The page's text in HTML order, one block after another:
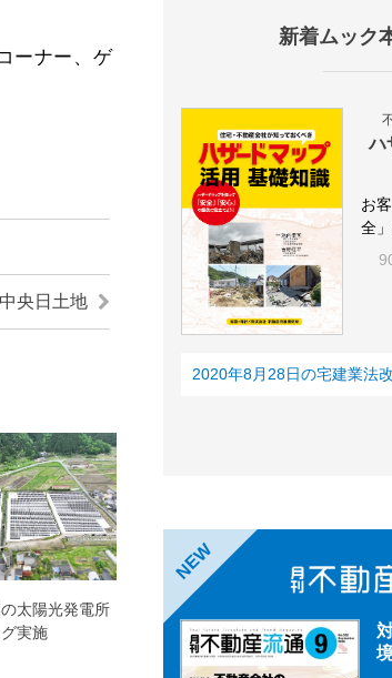
ーナー、ゲ
央日土地
太陽光発電所
実施
新着ムック
ハ
お
全
2020年8月28日の宅建業法
NEW